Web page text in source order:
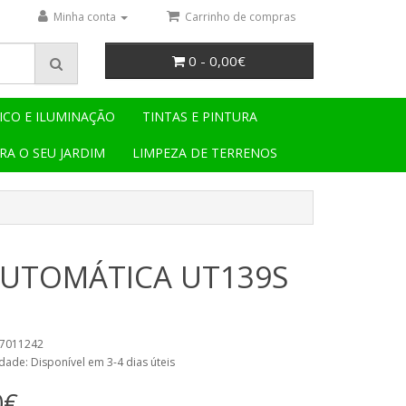
Minha conta Carrinho de compras
0 - 0,00€
E ILUMINAÇÃO TINTAS E PINTURA
O SEU JARDIM LIMPEZA DE TERRENOS
UT139S
Disponível em 3-4 dias úteis